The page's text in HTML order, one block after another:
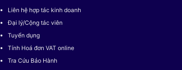
Liên hệ hợp tác kinh doanh
Đại lý/Cộng tác viên
Tuyển dụng
Tính Hoá đơn VAT online
Tra Cứu Bảo Hành